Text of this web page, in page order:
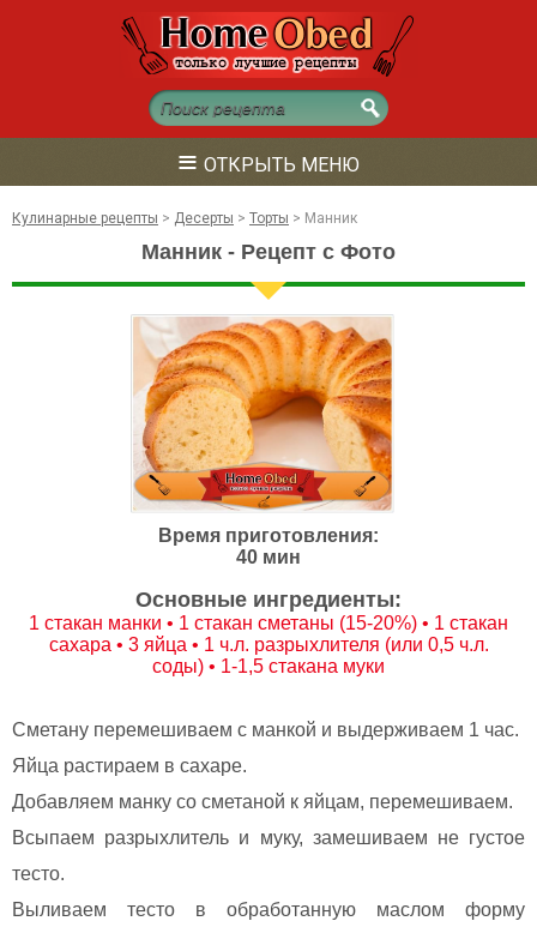
≡ ОТКРЫТЬ МЕНЮ
Кулинарные рецепты > Десерты > Торты > Манник
Манник - Рецепт с Фото
Время приготовления:
40 мин
Основные ингредиенты:
1 стакан манки • 1 стакан сметаны (15-20%) • 1 стакан
сахара • 3 яйца • 1 ч.л. разрыхлителя (или 0,5 ч.л.
соды) • 1-1,5 стакана муки
Сметану перемешиваем с манкой и выдерживаем 1 час.
Яйца растираем в сахаре.
Добавляем манку со сметаной к яйцам, перемешиваем.
Всыпаем разрыхлитель и муку, замешиваем не густое
тесто.
Выливаем тесто в обработанную маслом форму